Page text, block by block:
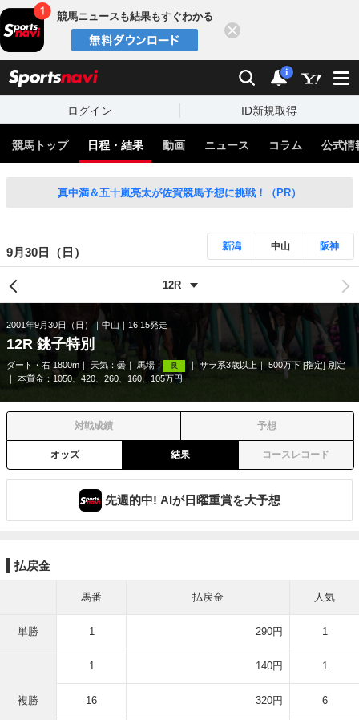
競馬ニュースも結果もすぐわかる
検索 通知
i
ログイン ID新規取得
競馬トップ 日程・結果 動画 ニュース コラム 公式情
真中満＆五十嵐亮太が佐賀競馬予想に挑戦！（PR）
9月30日（日） 新潟 中山 阪神
2001年9月30日（日） 中山 16:15発走
12R 銚子特別
ダート・右 1800m 天気： 曇 馬場： 良 サラ系3歳以上
500万下 [指定] 別定
本賞金：1050、420、260、160、105万円
対戦成績 予想
オッズ 結果 コースレコード
先週的中! AIが日曜重賞を大予想
払戻金
馬番 払戻金 人気
単勝 1 290円 1
複勝
1 140円 1
16 320円 6